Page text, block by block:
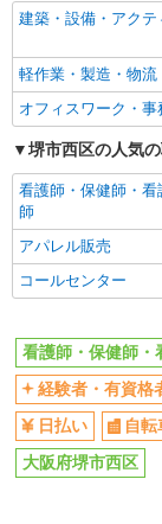
交通費支給
同じ職種から求人
看護師・保健師・
同じ特徴から求人
日払い
社会保険あり
建築・設備・アクテ
軽作業・製造・物流
オフィスワーク・事
堺市西区の人気
看護師・保健師・看
師
アパレル販売
コールセンター
看護師・保健師・
経験者・有資格
日払い
自
大阪府堺市西区